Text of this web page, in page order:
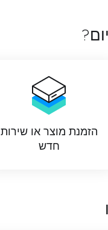
הזמנת מוצר או שירות
חדש